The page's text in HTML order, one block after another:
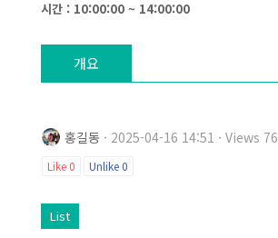
시간 : 10:00:00 ~ 14:00:00
개요
홍길동 · 2025-04-16 14:51 · Views 76
Like 0 Unlike0
List